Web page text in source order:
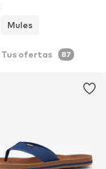
Mules
Tus ofertas 87